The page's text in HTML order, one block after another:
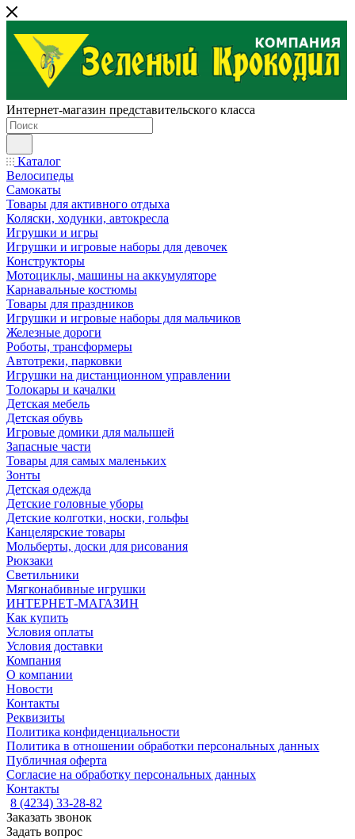
Интернет-магазин представительского класса
Каталог
Велосипеды
Самокаты
Товары для активного отдыха
Коляски, ходунки, автокресла
Игрушки и игры
Игрушки и игровые наборы для девочек
Конструкторы
Мотоциклы, машины на аккумуляторе
Карнавальные костюмы
Товары для праздников
Игрушки и игровые наборы для мальчиков
Железные дороги
Роботы, трансформеры
Автотреки, парковки
Игрушки на дистанционном управлении
Толокары и качалки
Детская мебель
Детская обувь
Игровые домики для малышей
Запасные части
Товары для самых маленьких
Зонты
Детская одежда
Детские головные уборы
Детские колготки, носки, гольфы
Канцелярские товары
Мольберты, доски для рисования
Рюкзаки
Светильники
Мягконабивные игрушки
ИНТЕРНЕТ-МАГАЗИН
Как купить
Условия оплаты
Условия доставки
Компания
О компании
Новости
Контакты
Реквизиты
Политика конфиденциальности
Политика в отношении обработки персональных данных
Публичная оферта
Согласие на обработку персональных данных
Контакты
8 (4234) 33-28-82
Заказать звонок
Задать вопрос